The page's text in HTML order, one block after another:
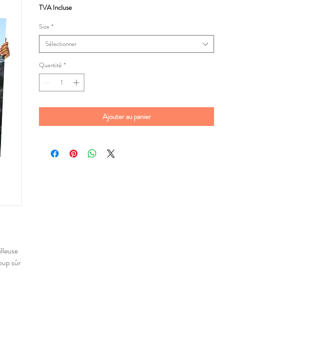
sûr
TVA Incluse
Size *
Sélectionner
Quantité *
Ajouter au panier